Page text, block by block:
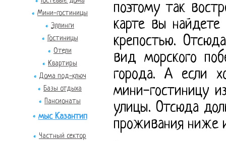
Мини-гостиницы
Эллинги
Гостиницы
Отели
Квартиры
Дома под-ключ
Базы отдыха
Пансионаты
мыс Казантип
Частный сектор
поэтому так
карте вы
крепостью.
вид морского
города. А если
мини-гостиницу
улицы. Отсюда
проживания ниже